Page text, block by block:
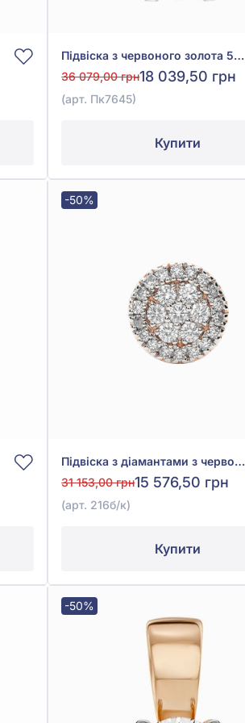
Підвіска з червоного золота 585° з діамантом 0,18ct, арт. Пк7645
36 079,00 грн18 039,50 грн
(арт. Пк7645)
Купити
-50%
Підвіска з діамантами з червоного золота 585°, Діамант 0,14ct, арт. 216б/к
31 153,00 грн15 576,50 грн
(арт. 216б/к)
Купити
-50%